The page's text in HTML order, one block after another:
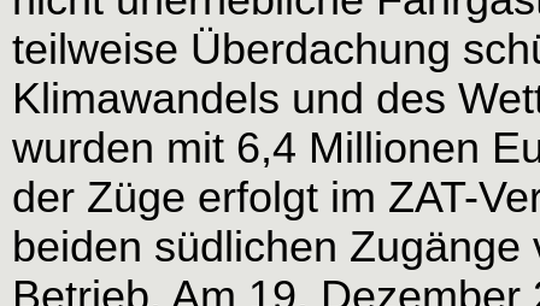
teilweise Überdachung
Klimawandels und des
wurden mit 6,4 Millionen
der Züge erfolgt im ZAT-
beiden südlichen
Betrieb. Am 19.